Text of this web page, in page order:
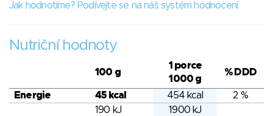
Jak hodnotíme? Podívejte se na náš systém hodnocení.
Nutriční hodnoty
100 g
1 porce
1000 g
% DDD
Energie 45 kcal 454 kcal
2 %
190 kJ
1900 kJ